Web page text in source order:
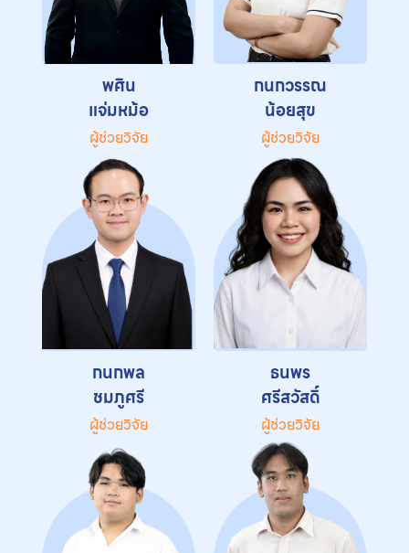
พศิน
แจ่มหม้อ
ผู้ช่วยวิจัย
กนกวรรณ
น้อยสุข
ผู้ช่วยวิจัย
กนกพล
ชมภูศรี
ผู้ช่วยวิจัย
ธนพร
ศรีสวัสดิ์
ผู้ช่วยวิจัย